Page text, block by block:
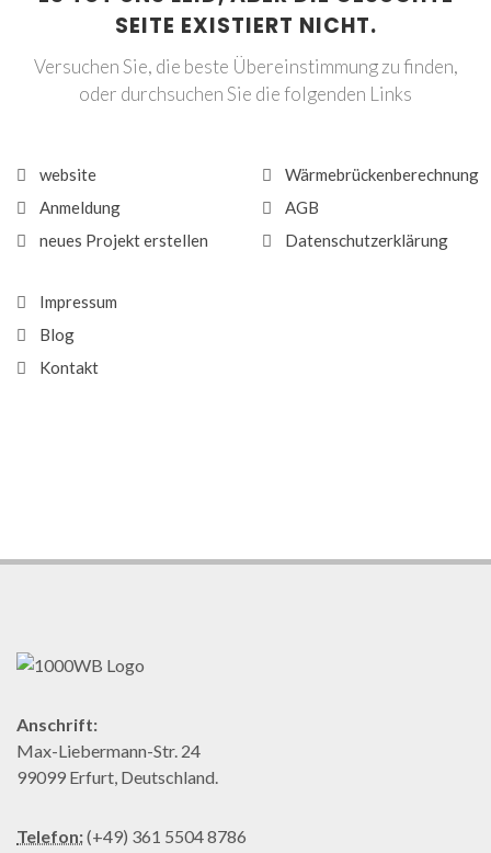
SEITE EXISTIERT NICHT.
Versuchen Sie, die beste Übereinstimmung zu finden,
oder durchsuchen Sie die folgenden Links
website
Anmeldung
neues Projekt erstellen
Wärmebrückenberechnung
AGB
Datenschutzerklärung
Impressum
Blog
Kontakt
Anschrift:
Max-Liebermann-Str. 24
99099 Erfurt, Deutschland.
Telefon:(+49) 361 5504 8786